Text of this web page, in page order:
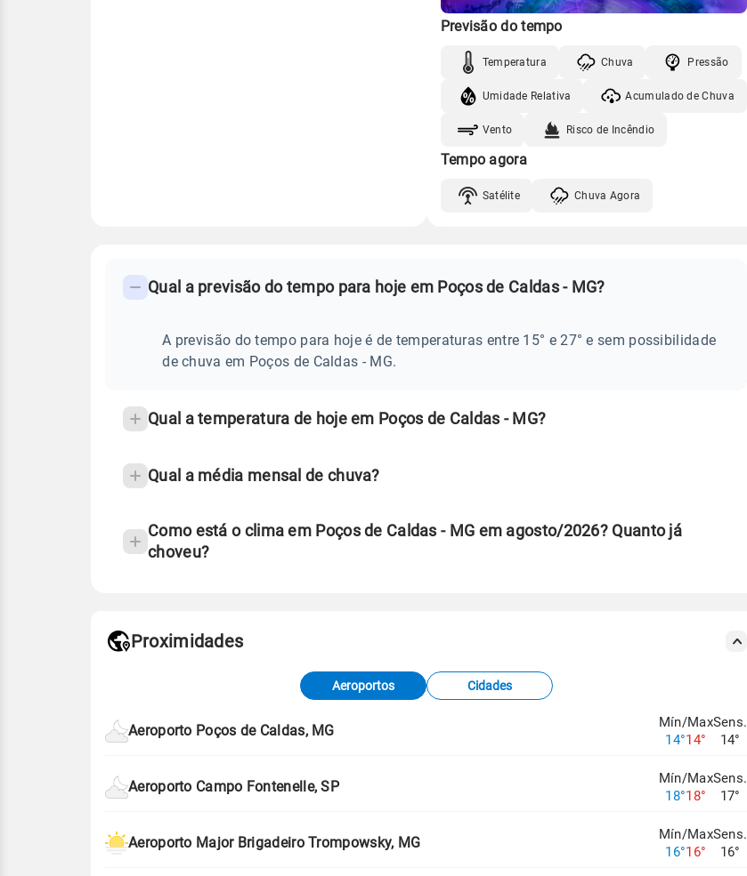
Previsão do tempo
Temperatura Chuva Pressão
Umidade Relativa Acumulado de Chuva
Vento Risco de Incêndio
Tempo agora
Satélite Chuva Agora
PREVISÃO
frequentes
temperatura
Qual a previsão do tempo para hoje em Poços de Caldas - MG?
A previsão do tempo para hoje é de temperaturas entre 15° e 27° e sem possibilidade
de chuva em Poços de Caldas - MG.
Qual a temperatura de hoje em Poços de Caldas - MG?
Qual a média mensal de chuva?
Como está o clima em Poços de Caldas - MG em agosto/2026? Quanto já
choveu?
de Tempo e Estudos Climáticos (CPTEC).
Proximidades
Aeroportos Cidades
Aeroporto Poços de Caldas, MG
Mín/Max
14°14°
Sens.
14°
Aeroporto Campo Fontenelle, SP
Mín/Max
18°18°
Sens.
17°
Aeroporto Major Brigadeiro Trompowsky, MG
Mín/Max
16°16°
Sens.
16°